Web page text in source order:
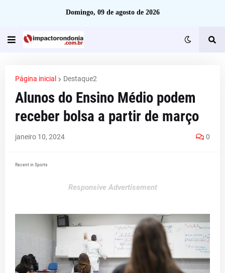
Domingo, 09 de agosto de 2026
Página inicial Destaque2
Alunos do Ensino Médio podem
receber bolsa a partir de março
janeiro 10, 2024 0
Recent in Sports
Responsive Advertisement